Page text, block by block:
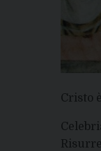
Cristo